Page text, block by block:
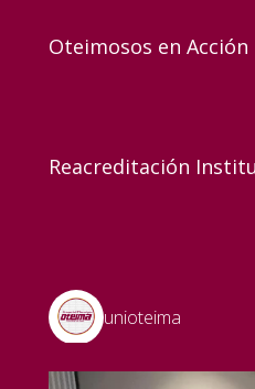
Oteimosos en Acción
Reacreditación
unioteima